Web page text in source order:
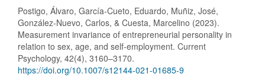
Postigo, Álvaro, García-Cueto, Eduardo, Muñiz, José,
González-Nuevo, Carlos, & Cuesta, Marcelino (2023).
Measurement invariance of entrepreneurial personality in
relation to sex, age, and self-employment. Current
Psychology, 42(4), 3160–3170.
https://doi.org/10.1007/s12144-021-01685-9